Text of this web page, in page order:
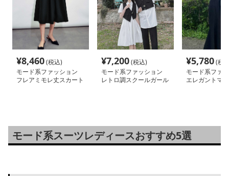
¥8,460(税込)
モード系ファッション
フレアミモレ丈スカート
¥7,200(税込)
モード系ファッション
レトロ調スクールガール
¥5,780(税
モード系ファ
エレガントマ
モード系スーツレディースおすすめ5選